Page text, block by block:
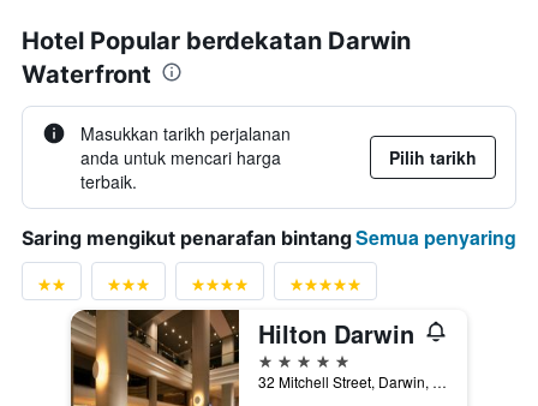
Hotel Popular berdekatan Darwin
Waterfront
Masukkan tarikh perjalanan
anda untuk mencari harga
terbaik.
Pilih tarikh
Saring mengikut penarafan bintangSemua penyaring
Hilton Darwin
5 bintang
32 Mitchell Street, Darwin, NT, Australia